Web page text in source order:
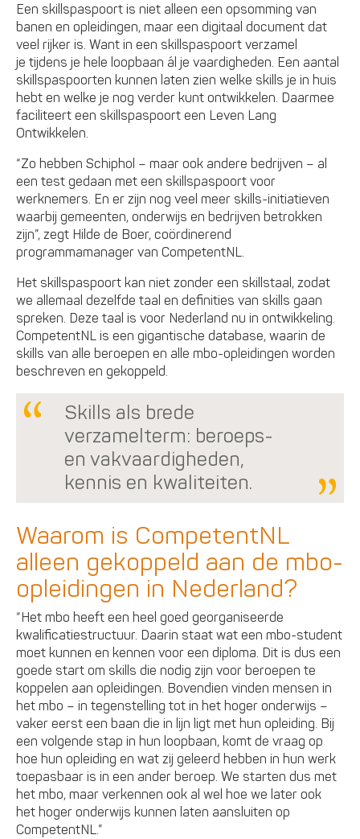
Een skillspaspoort is niet alleen een opsomming van
banen en opleidingen, maar een digitaal document dat
veel rijker is. Want in een skillspaspoort verzamel
je tijdens je hele loopbaan ál je vaardigheden. Een aantal
skillspaspoorten kunnen laten zien welke skills je in huis
hebt en welke je nog verder kunt ontwikkelen. Daarmee
faciliteert een skillspaspoort een Leven Lang
Ontwikkelen.
“Zo hebben Schiphol – maar ook andere bedrijven – al
een test gedaan met een skillspaspoort voor
werknemers. En er zijn nog veel meer skills-initiatieven
waarbij gemeenten, onderwijs en bedrijven betrokken
zijn”, zegt Hilde de Boer, coördinerend
programmamanager van CompetentNL.
Het skillspaspoort kan niet zonder een skillstaal, zodat
we allemaal dezelfde taal en definities van skills gaan
spreken. Deze taal is voor Nederland nu in ontwikkeling.
CompetentNL is een gigantische database, waarin de
skills van alle beroepen en alle mbo-opleidingen worden
beschreven en gekoppeld.
Skills als brede
verzamelterm: beroeps-
en vakvaardigheden,
kennis en kwaliteiten.
Waarom is CompetentNL
alleen gekoppeld aan de mbo-
opleidingen in Nederland?
“Het mbo heeft een heel goed georganiseerde
kwalificatiestructuur. Daarin staat wat een mbo-student
moet kunnen en kennen voor een diploma. Dit is dus een
goede start om skills die nodig zijn voor beroepen te
koppelen aan opleidingen. Bovendien vinden mensen in
het mbo – in tegenstelling tot in het hoger onderwijs –
vaker eerst een baan die in lijn ligt met hun opleiding. Bij
een volgende stap in hun loopbaan, komt de vraag op
hoe hun opleiding en wat zij geleerd hebben in hun werk
toepasbaar is in een ander beroep. We starten dus met
het mbo, maar verkennen ook al wel hoe we later ook
het hoger onderwijs kunnen laten aansluiten op
CompetentNL.”